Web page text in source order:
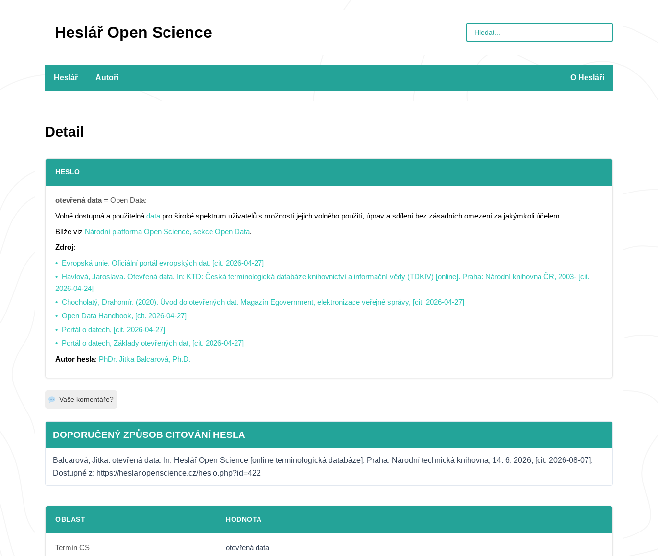
Heslář Open Science
Heslář Autoři O Hesláři
Detail
HESLO
otevřená data= Open Data:
Volně dostupná a použitelná data pro široké spektrum uživatelů s možností jejich volného použití, úprav a sdílení bez zásadních omezení za jakýmkoli účelem.
Blíže viz Národní platforma Open Science, sekce Open Data.
Zdroj:
Evropská unie, Oficiální portál evropských dat, [cit. 2026-04-27]
Havlová, Jaroslava. Otevřená data. In: KTD: Česká terminologická databáze knihovnictví a informační vědy (TDKIV) [online]. Praha: Národní knihovna ČR, 2003- [cit.
2026-04-24]
Chocholatý, Drahomír. (2020). Úvod do otevřených dat. Magazín Egovernment, elektronizace veřejné správy, [cit. 2026-04-27]
Open Data Handbook, [cit. 2026-04-27]
Portál o datech, [cit. 2026-04-27]
Portál o datech, Základy otevřených dat, [cit. 2026-04-27]
Autor hesla: PhDr. Jitka Balcarová, Ph.D.
Vaše komentáře?
DOPORUČENÝ ZPŮSOB CITOVÁNÍ HESLA
Balcarová, Jitka. otevřená data. In: Heslář Open Science [online terminologická databáze]. Praha: Národní technická knihovna, 14. 6. 2026, [cit. 2026-08-07].
Dostupné z: https://heslar.openscience.cz/heslo.php?id=422
OBLAST HODNOTA
Termín CS otevřená data